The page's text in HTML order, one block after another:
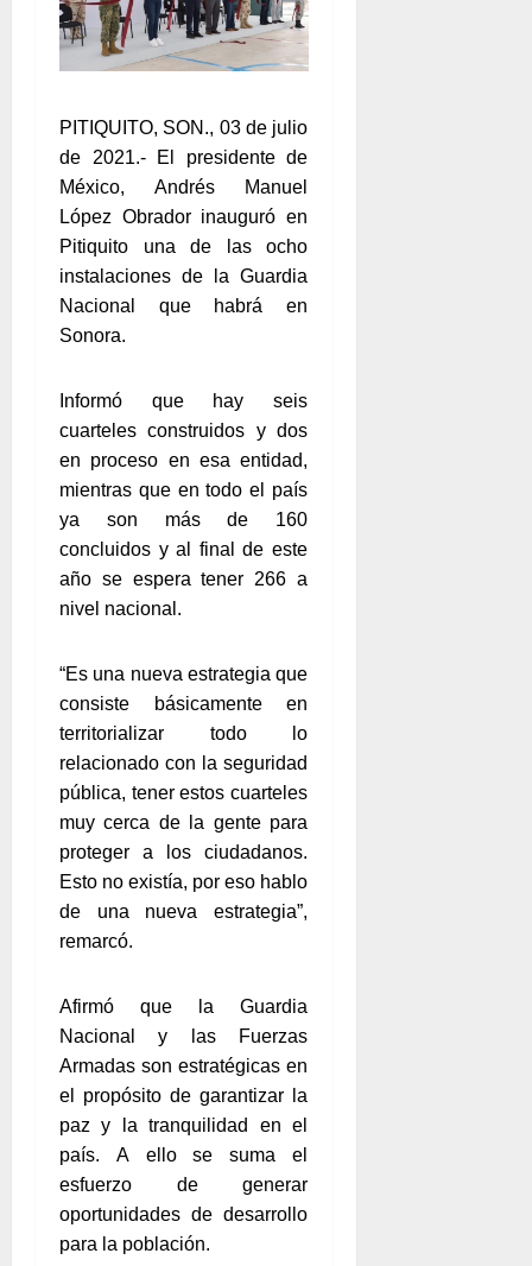
PITIQUITO, SON., 03 de julio
de 2021.- El presidente de
México, Andrés Manuel
López Obrador inauguró en
Pitiquito una de las ocho
instalaciones de la Guardia
Nacional que habrá en
Sonora.
Informó que hay seis
cuarteles construidos y dos
en proceso en esa entidad,
mientras que en todo el país
ya son más de 160
concluidos y al final de este
año se espera tener 266 a
nivel nacional.
“Es una nueva estrategia que
consiste básicamente en
territorializar todo lo
relacionado con la seguridad
pública, tener estos cuarteles
muy cerca de la gente para
proteger a los ciudadanos.
Esto no existía, por eso hablo
de una nueva estrategia”,
remarcó.
Afirmó que la Guardia
Nacional y las Fuerzas
Armadas son estratégicas en
el propósito de garantizar la
paz y la tranquilidad en el
país. A ello se suma el
esfuerzo de generar
oportunidades de desarrollo
para la población.